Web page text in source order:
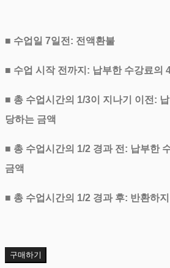
■ 수업일 7일전: 전액환불
■ 수업 시작 전까지: 납부한 수강료의
■ 총 수업시간의 1/3이 지나기 이전:
당하는 금액
■ 총 수업시간의 1/2 경과 전: 납부한
금액
■ 총 수업시간의 1/2 경과 후: 반환하
구매하기